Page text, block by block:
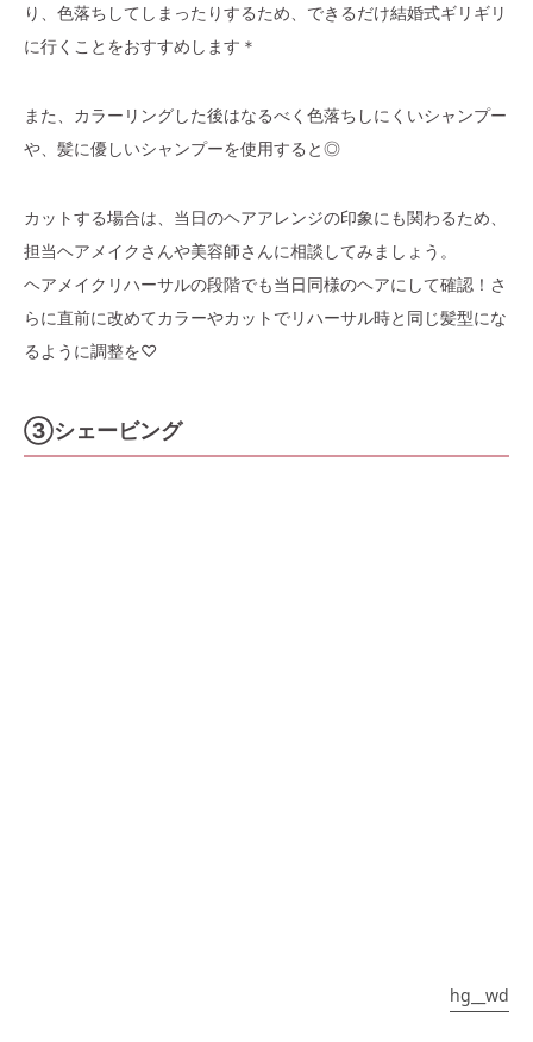
り、色落ちしてしまったりするため、できるだけ結婚式ギリギリ
に行くことをおすすめします＊
また、カラーリングした後はなるべく色落ちしにくいシャンプー
や、髪に優しいシャンプーを使用すると◎
カットする場合は、当日のヘアアレンジの印象にも関わるため、
担当ヘアメイクさんや美容師さんに相談してみましょう。
ヘアメイクリハーサルの段階でも当日同様のヘアにして確認！さ
らに直前に改めてカラーやカットでリハーサル時と同じ髪型にな
るように調整を♡
③シェービング
hg__wd